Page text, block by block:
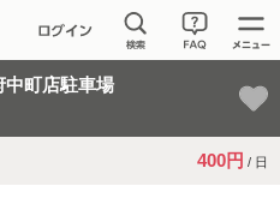
中町店駐車場
400円 / 日